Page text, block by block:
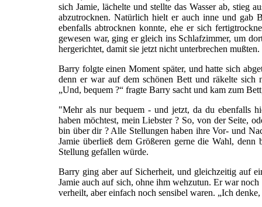
sich Jamie, lächelte und stellte das Wasser ab, stieg
abzutrocknen. Natürlich hielt er auch inne und gab
ebenfalls abtrocknen konnte, ehe er sich
gewesen war, ging er gleich ins Schlafzimmer, um
hergerichtet, damit sie jetzt nicht unterbrechen mußten.
Barry folgte einen Moment später, und hatte sich
denn er war auf dem schönen Bett und räkelte sich
„Und, bequem ?“ fragte Barry sacht und kam zum
"Mehr als nur bequem - und jetzt, da du ebenfalls
haben möchtest, mein Liebster ? So, von der Seite,
bin über dir ? Alle Stellungen haben ihre Vor- und
Jamie überließ dem Größeren gerne die Wahl,
Stellung gefallen würde.
Barry ging aber auf Sicherheit, und gleichzeitig auf
Jamie auch auf sich, ohne ihm wehzutun. Er war
verheilt, aber einfach noch sensibel waren. „Ich denke,